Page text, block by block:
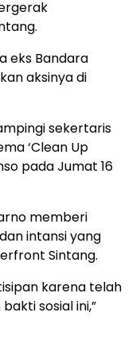
eks Bandara
aksinya di
sekertaris
‘Clean Up
pada Jumat 16
memberi
intansi yang
Sintang.
karena telah
sosial ini,”